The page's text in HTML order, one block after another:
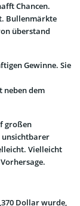
Chancen.
Bullenmärkte
überstand
Gewinne. Sie
neben dem
großen
unsichtbarer
Vielleicht
Dollar wurde,